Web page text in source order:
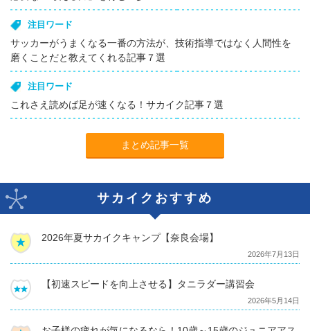
注目ワード
サッカーがうまくなる一番の方法が、技術指導ではなく人間性を
磨くことだと教えてくれる記事７選
注目ワード
これさえ読めば足が速くなる！サカイク記事７選
まとめ記事一覧
サカイクおすすめ
2026年夏サカイクキャンプ【奈良会場】
2026年7月13日
【初速スピードを向上させる】タニラダー講習会
2026年5月14日